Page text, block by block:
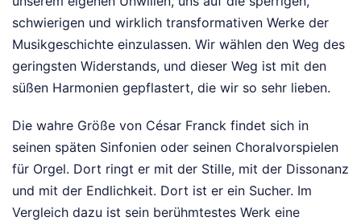
schwierigen und wirklich transformativen Werke der
Musikgeschichte einzulassen. Wir wählen den Weg des
geringsten Widerstands, und dieser Weg ist mit den
süßen Harmonien gepflastert, die wir so sehr lieben.
Die wahre Größe von César Franck findet sich in
seinen späten Sinfonien oder seinen Choralvorspielen
für Orgel. Dort ringt er mit der Stille, mit der Dissonanz
und mit der Endlichkeit. Dort ist er ein Sucher. Im
Vergleich dazu ist sein berühmtestes Werk eine